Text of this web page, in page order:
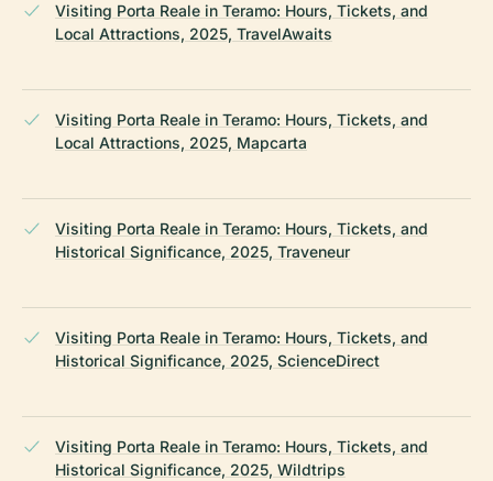
Visiting Porta Reale in Teramo: Hours, Tickets, and
Local Attractions, 2025, TravelAwaits
Visiting Porta Reale in Teramo: Hours, Tickets, and
Local Attractions, 2025, Mapcarta
Visiting Porta Reale in Teramo: Hours, Tickets, and
Historical Significance, 2025, Traveneur
Visiting Porta Reale in Teramo: Hours, Tickets, and
Historical Significance, 2025, ScienceDirect
Visiting Porta Reale in Teramo: Hours, Tickets, and
Historical Significance, 2025, Wildtrips